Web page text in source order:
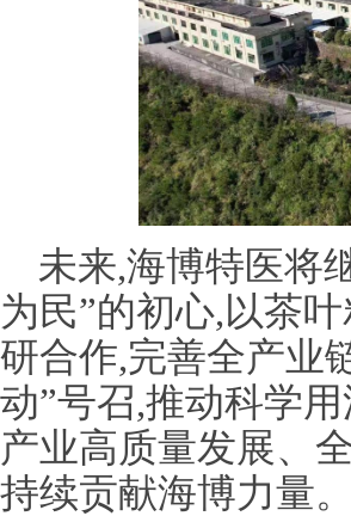
未来,海博特医将
为民”的初心,以茶
研合作,完善全产业
动”号召,推动科学
产业高质量发展、
持续贡献海博力量。